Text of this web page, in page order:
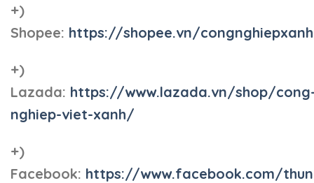
+)
Shopee: https://shopee.vn/
+)
Lazada: https://www.lazada.vn/shop/
nghiep-viet-xanh/
+)
Facebook: https://www.facebook.com/